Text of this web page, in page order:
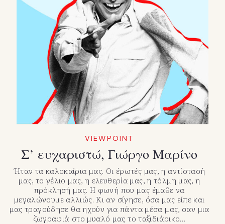
VIEWPOINT
Σ’ ευχαριστώ, Γιώργο Μαρίνο
Ήταν τα καλοκαίρια μας. Οι έρωτές μας, η αντίστασή
μας, το γέλιο μας, η ελευθερία μας, η τόλμη μας, η
πρόκλησή μας. Η φωνή που μας έμαθε να
μεγαλώνουμε αλλιώς. Κι αν σίγησε, όσα μας είπε και
μας τραγούδησε θα ηχούν για πάντα μέσα μας, σαν μια
ζωγραφιά στο μυαλό μας το ταξιδιάρικο…